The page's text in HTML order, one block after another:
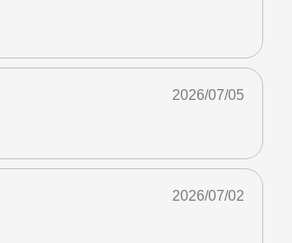
2026/07/05
2026/07/02